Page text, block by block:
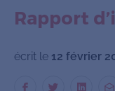
Rapport
écrit le 12 février